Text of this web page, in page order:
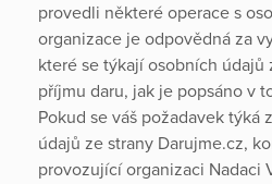
provedli některé operace s
organizace je odpovědná za
které se týkají osobních údajů
příjmu daru, jak je popsáno v
Pokud se váš požadavek týká
údajů ze strany Darujme.cz,
provozující organizaci Nadaci